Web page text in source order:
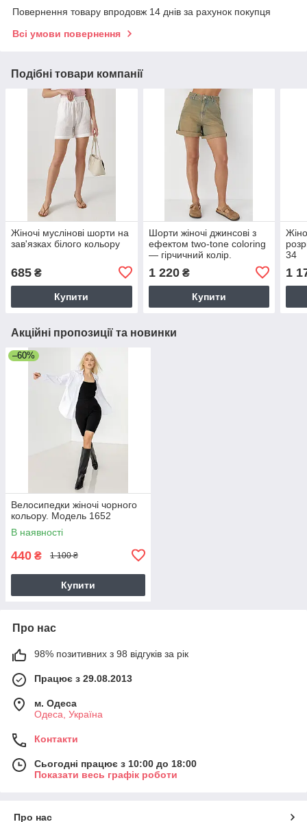
Повернення товару впродовж 14 днів за рахунок покупця
Всі умови повернення
Подібні товари компанії
Жіночі муслінові шорти на
зав'язках білого кольору
685 ₴
Купити
Шорти жіночі джинсові з
ефектом two-tone coloring
— гірчичний колір.
1 220₴
Купити
34
1
Акційні пропозиції та новинки
–60%
Велосипедки жіночі чорного
кольору. Модель 1652
В наявності
440 ₴ 1 100 ₴
Купити
Про нас
98% позитивних з 98 відгуків за рік
Працює з 29.08.2013
м. Одеса
Одеса, Україна
Контакти
Сьогодні працює з 10:00 до 18:00
Показати весь графік роботи
Про нас